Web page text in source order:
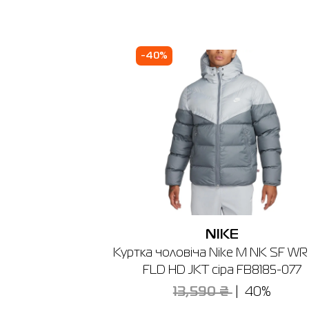
Шапка
1,512.00
Виберіть
1SIZE
Виберіть
🔸 ТРЦ
м. Буча,
Графік
-40%
NIKE
Куртка чоловіча Nike M NK SF
FLD HD JKT сіра FB8185-077
13,590 ₴ 40%